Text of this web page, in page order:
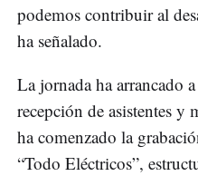
podemos contribuir al
ha señalado.
La jornada ha arrancado
recepción de asistentes y
ha comenzado la
“Todo Eléctricos”,